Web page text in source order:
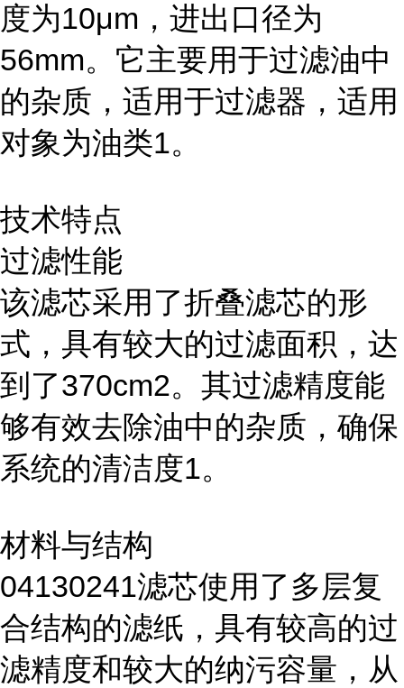
度为10μm，进出口径为
56mm。它主要用于过滤油中
的杂质，适用于过滤器，适用
对象为油类1。
技术特点
过滤性能
该滤芯采用了折叠滤芯的形
式，具有较大的过滤面积，达
到了370cm2。其过滤精度能
够有效去除油中的杂质，确保
系统的清洁度1。
材料与结构
04130241滤芯使用了多层复
合结构的滤纸，具有较高的过
滤精度和较大的纳污容量，从